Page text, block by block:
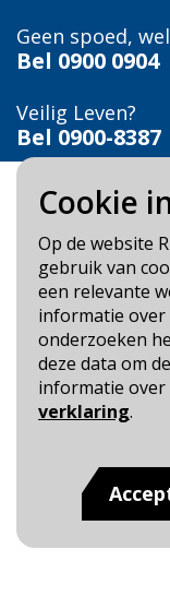
Cookie
Op de website
gebruik van
een relevante
informatie over
onderzoeken
deze data om
informatie over
verklaring.
Geen spoed,
Bel 0900 0904
Veilig Leven?
Bel 0900-8387
Blijf op de
Cookie- en
Toegankelijkheid
Dit is een website